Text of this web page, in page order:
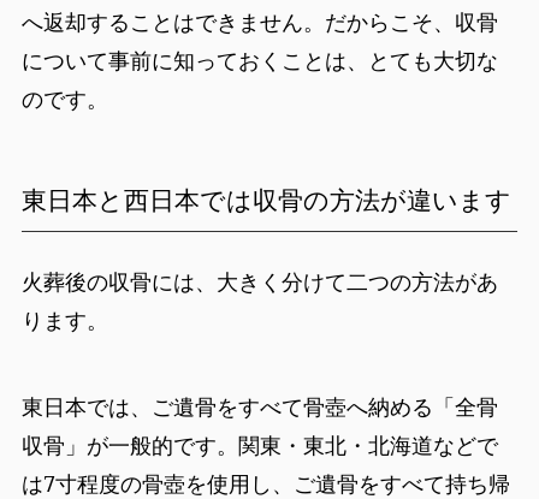
へ返却することはできません。だからこそ、収骨
について事前に知っておくことは、とても大切な
のです。
東日本と西日本では収骨の方法が違います
火葬後の収骨には、大きく分けて二つの方法があ
ります。
東日本では、ご遺骨をすべて骨壺へ納める「全骨
収骨」が一般的です。関東・東北・北海道などで
は7寸程度の骨壺を使用し、ご遺骨をすべて持ち帰